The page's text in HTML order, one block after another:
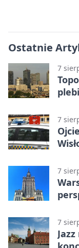
Ostatnie
7
7
7
7